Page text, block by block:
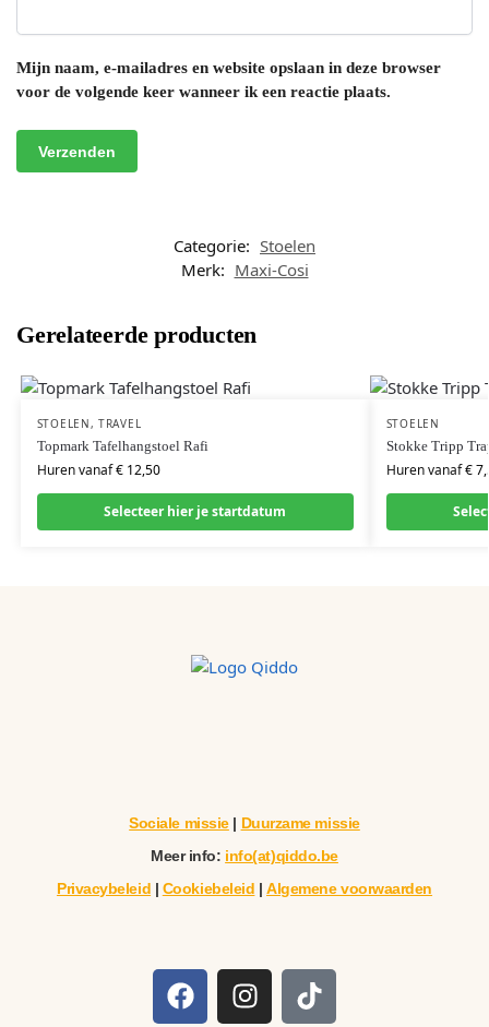
Mijn naam, e-mailadres en website opslaan in deze browser
voor de volgende keer wanneer ik een reactie plaats.
Categorie: Stoelen
Merk: Maxi-Cosi
Gerelateerde producten
STOELEN,TRAVEL
Topmark Tafelhangstoel Rafi
Huren vanaf€12,50
Selecteer hier je startdatum
STOELEN
Stokke Tripp
Huren vanaf€
Sociale missie| Duurzame missie
Meer info: info(at)qiddo.be
Privacybeleid | Cookiebeleid |Algemene voorwaarden